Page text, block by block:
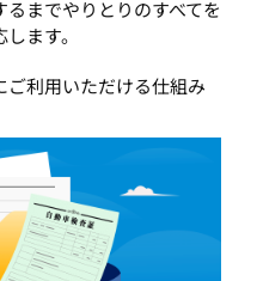
までやりとりのすべてを
ます。
利用いただける仕組み